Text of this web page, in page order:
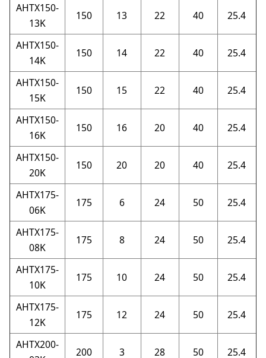
AHTX150-
13K
150 13 22 40 25.4
AHTX150-
14K
150 14 22 40 25.4
AHTX150-
15K
150 15 22 40 25.4
AHTX150-
16K
150 16 20 40 25.4
AHTX150-
20K
150 20 20 40 25.4
AHTX175-
06K
175 6 24 50 25.4
AHTX175-
08K
175 8 24 50 25.4
AHTX175-
10K
175 10 24 50 25.4
AHTX175-
12K
175 12 24 50 25.4
AHTX200-
200 3 28 50 25.4